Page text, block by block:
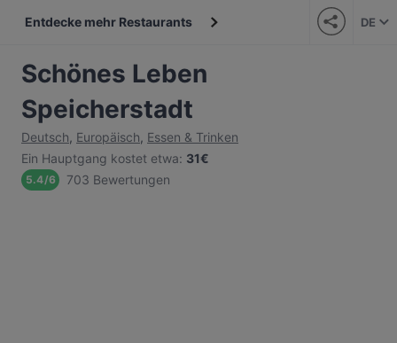
Entdecke mehr Restaurants DE
Schönes Leben
Speicherstadt
Deutsch, Europäisch, Essen & Trinken
Ein Hauptgang kostet etwa: 31€
5.4/6 703 Bewertungen